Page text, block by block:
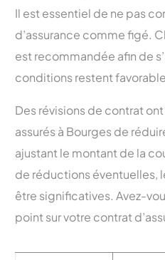
Il est essentiel de ne pas
d’assurance comme figé.
est recommandée afin de
conditions restent
Des révisions de contrat
assurés à Bourges de
ajustant le montant de la
de réductions éventuelles,
être significatives. Avez-
point sur votre contrat